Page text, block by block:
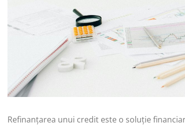
Refinanțarea unui credit este o soluție